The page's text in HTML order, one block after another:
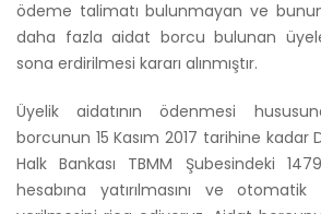
ödeme talimatı bulunmayan ve
daha fazla aidat borcu bulunan
sona erdirilmesi kararı alınmıştır.
Üyelik aidatının ödenmesi
borcunun 15 Kasım 2017 tarihine kadar
Halk Bankası TBMM Şubesindeki
hesabına yatırılmasını ve